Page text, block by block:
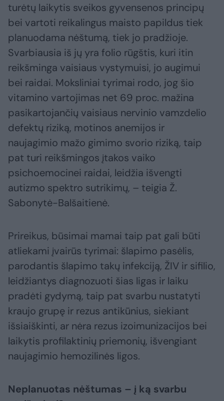
turėtų laikytis sveikos gyvensenos principų
bei vartoti reikalingus maisto papildus tiek
planuodama nėštumą, tiek jo pradžioje.
Svarbiausia iš jų yra folio rūgštis, kuri itin
reikšminga vaisiaus vystymuisi, jo augimui
bei raidai. Moksliniai tyrimai rodo, jog šio
vitamino vartojimas net 69 proc. mažina
pasikartojančių vaisiaus nervinio vamzdelio
defektų riziką, motinos anemijos ir
naujagimio mažo gimimo svorio riziką, taip
pat turi reikšmingos įtakos vaiko
psichoemocinei raidai, leidžia išvengti
autizmo spektro sutrikimų, – teigia Ž.
Sabonytė-Balšaitienė.
Prireikus, būsimai mamai taip pat gali būti
atliekami įvairūs tyrimai: šlapimo pasėlis,
parodantis šlapimo takų infekciją, ŽIV ir sifilio,
leidžiantys diagnozuoti šias ligas ir laiku
pradėti gydymą, taip pat svarbu nustatyti
kraujo grupę ir rezus antikūnius, siekiant
išsiaiškinti, ar nėra rezus izoimunizacijos bei
laikytis profilaktinių priemonių, išvengiant
naujagimio hemozilinės ligos.
Neplanuotas nėštumas – į ką svarbu